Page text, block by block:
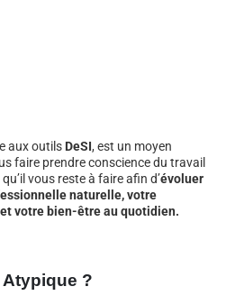
aux outils DeSI, est un moyen
faire prendre conscience du travail
vous reste à faire afin d’évoluer
naturelle, votre
votre bien-être au quotidien.
?